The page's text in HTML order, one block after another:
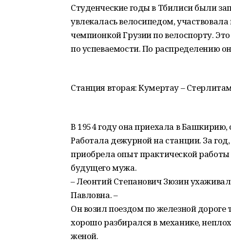
Студенческие годы в Тбилиси были
увлекалась велосипедом,
чемпионкой Грузии по велоспорту.
по успеваемости. По распределению
Станция вторая: Кумертау –
В 1954 году она приехала в Башкирию,
Работала дежурной на станции. За
приобрела опыт практической работы
будущего мужа.
– Леонтий Степанович Зюзин
Павловна. –
Он возил поездом по железной
хорошо разбирался в механике,
женой.